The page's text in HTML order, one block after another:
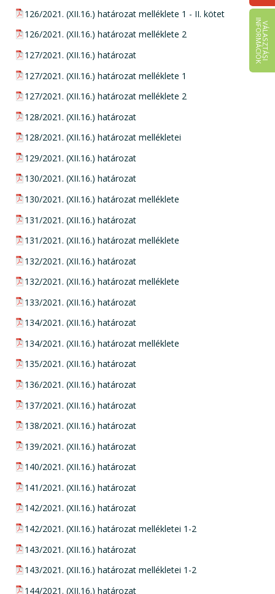
V
Á
L
A
S
Z
T
Á
S
I
IN
F
O
R
M
Á
C
I
Ó
K
pdf csatolmány:
126/2021. (XII.16.) határozat melléklete 1 - II. kötet
pdf csatolmány:
126/2021. (XII.16.) határozat melléklete 2
pdf csatolmány:
127/2021. (XII.16.) határozat
pdf csatolmány:
127/2021. (XII.16.) határozat melléklete 1
pdf csatolmány:
127/2021. (XII.16.) határozat melléklete 2
pdf csatolmány:
128/2021. (XII.16.) határozat
pdf csatolmány:
128/2021. (XII.16.) határozat mellékletei
pdf csatolmány:
129/2021. (XII.16.) határozat
pdf csatolmány:
130/2021. (XII.16.) határozat
pdf csatolmány:
130/2021. (XII.16.) határozat melléklete
pdf csatolmány:
131/2021. (XII.16.) határozat
pdf csatolmány:
131/2021. (XII.16.) határozat melléklete
pdf csatolmány:
132/2021. (XII.16.) határozat
pdf csatolmány:
132/2021. (XII.16.) határozat melléklete
pdf csatolmány:
133/2021. (XII.16.) határozat
pdf csatolmány:
134/2021. (XII.16.) határozat
pdf csatolmány:
134/2021. (XII.16.) határozat melléklete
pdf csatolmány:
135/2021. (XII.16.) határozat
pdf csatolmány:
136/2021. (XII.16.) határozat
pdf csatolmány:
137/2021. (XII.16.) határozat
pdf csatolmány:
138/2021. (XII.16.) határozat
pdf csatolmány:
139/2021. (XII.16.) határozat
pdf csatolmány:
140/2021. (XII.16.) határozat
pdf csatolmány:
141/2021. (XII.16.) határozat
pdf csatolmány:
142/2021. (XII.16.) határozat
pdf csatolmány:
142/2021. (XII.16.) határozat mellékletei 1-2
pdf csatolmány:
143/2021. (XII.16.) határozat
pdf csatolmány:
143/2021. (XII.16.) határozat mellékletei 1-2
pdf csatolmány:
144/2021. (XII.16.) határozat